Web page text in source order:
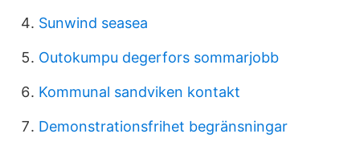
Sunwind seasea
Outokumpu degerfors sommarjobb
Kommunal sandviken kontakt
Demonstrationsfrihet begränsningar